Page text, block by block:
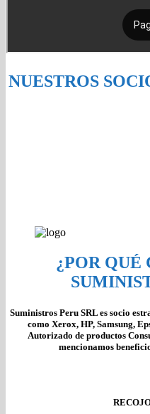
NUESTROS
¿POR QUÉ
Suministros Peru SRL es socio
como Xerox, HP, Samsung,
Autorizado de productos
mencionamos